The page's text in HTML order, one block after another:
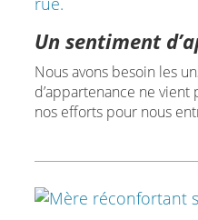
Un sentiment
Nous avons besoin les
d’appartenance ne vient
nos efforts pour nous